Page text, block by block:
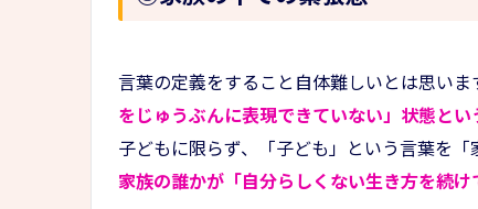
言葉の定義をすること自体難しいとは思いま
をじゅうぶんに表現できていない」状態と
子どもに限らず、「子ども」という言葉を「
家族の誰かが「自分らしくない生き方を続け